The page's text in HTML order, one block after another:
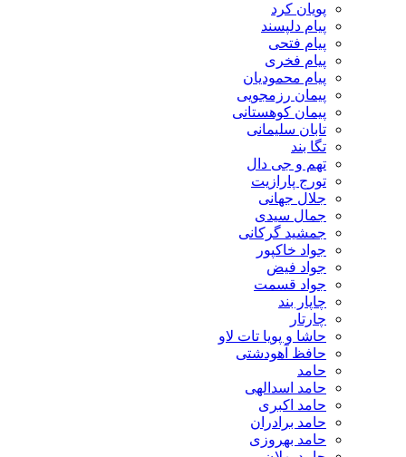
پیام دلپسند
پیام فخری
پیام محمودیان
پیمان رزمجویی
پیمان کوهستانی
تابان سلیمانی
تهم و جی دال
تورج پارازیت
جلال جهانی
جمال سیدی
جمشید گرکانی
جواد خاکپور
جواد فیض
جواد قسمت
حاشا و پویا تات لاو
حافظ آهودشتی
حامد اسدالهی
حامد اکبری
حامد برادران
حامد بهروزی